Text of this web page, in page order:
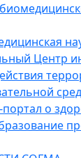
Центр
о